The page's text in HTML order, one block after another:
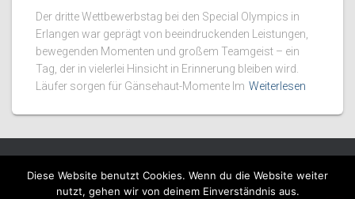
Der dritte Wettbewerbstag bei den Special Olympics in
Erlangen war geprägt von beeindruckenden Leistungen,
bewegenden Momenten und großem Teamgeist – ein
Tag, der in vielerlei Hinsicht in Erinnerung bleiben wird.
Läufer sorgen für Gänsehaut-Momente Im Weiterlesen
IMPRESSUM DATENSCHUTZ ADMINCENTER
Diese Website benutzt Cookies. Wenn du die Website weiter
nutzt, gehen wir von deinem Einverständnis aus.